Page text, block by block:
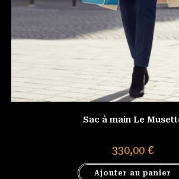
Sac à main Le
330,00 €
Ajouter au panier